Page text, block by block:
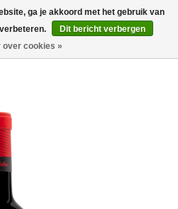
deur. Afhalen is mogelijk.
ga je akkoord met het gebruik van
Dit bericht verbergen
over cookies »